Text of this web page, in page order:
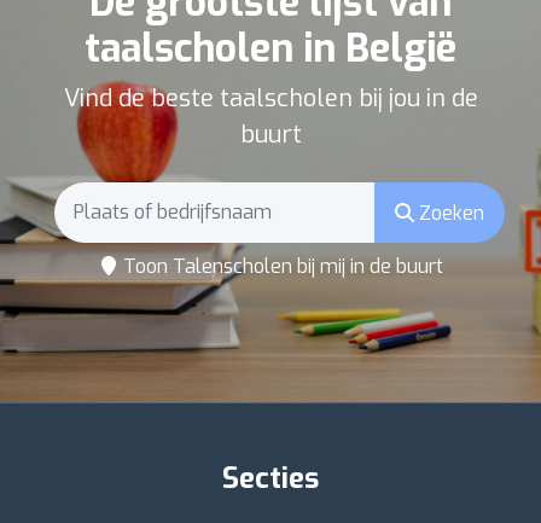
taalscholen in België
Vind de beste taalscholen bij jou in de
buurt
Zoeken
Toon Talenscholen bij mij in de buurt
Secties